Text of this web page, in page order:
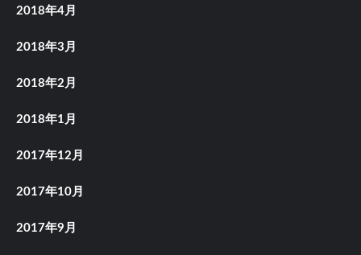
2018年4月
2018年3月
2018年2月
2018年1月
2017年12月
2017年10月
2017年9月